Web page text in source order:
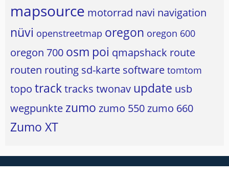
mapsource motorrad navi navigation
nüvi openstreetmap oregon oregon 600
oregon 700 osm poi qmapshack route
routen routing sd-karte software tomtom
topo tracktracks twonav update usb
wegpunkte zumo zumo 550zumo 660
Zumo XT